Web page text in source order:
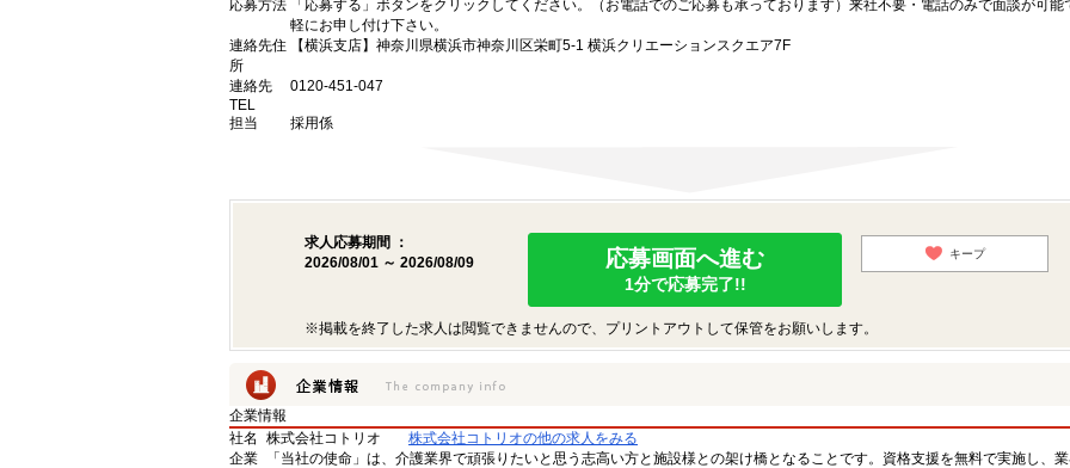
応募方法
「応募する」ボタンをクリックしてください。（お電話でのご応募も承っております）来社不要・電話のみで面談が可能
軽にお申し付け下さい。
連絡先住
所
【横浜支店】神奈川県横浜市神奈川区栄町5-1 横浜クリエーションスクエア7F
連絡先
TEL
0120-451-047
担当 採用係
求人応募期間 ：
2026/08/01 ～ 2026/08/09
応募画面へ進む
1分で応募完了!!
キープ
※掲載を終了した求人は閲覧できませんので、プリントアウトして保管をお願いします。
企業情報
社名
株式会社コトリオ
株式会社コトリオの他の求人をみる
企業
「当社の使命」は、介護業界で頑張りたいと思う志高い方と施設様との架け橋となることです。資格支援を無料で実施し、